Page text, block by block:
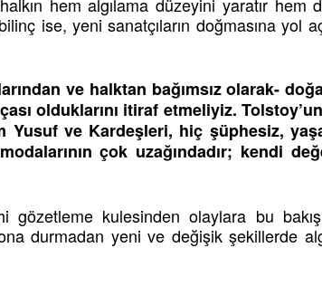
ise, yeni sanatçıların doğmasına yol
ve halktan bağımsız olarak-
olduklarını itiraf etmeliyiz.
Yusuf ve Kardeşleri, hiç şüphesiz,
çok uzağındadır; kendi
kulesinden olaylara bu
durmadan yeni ve değişik şekillerde